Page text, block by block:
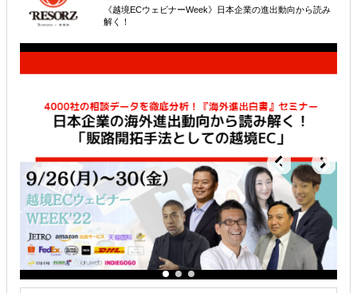
販路拡大（営業代行・販売代理店探し）
どの国に進出するべきか決めたい
自社商材に最適な販売方法を知りたい
オンラインで販路開拓したい
《越境ECウェビナーWeek》日本企業の進出動向から読み
解く！